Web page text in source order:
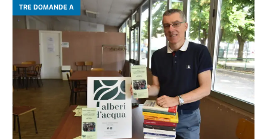
TRE DOMANDE A